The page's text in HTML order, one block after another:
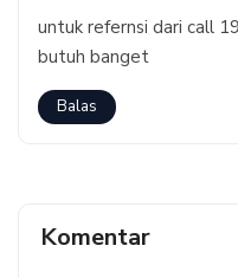
untuk refernsi dari call
butuh banget
Balas
Komentar